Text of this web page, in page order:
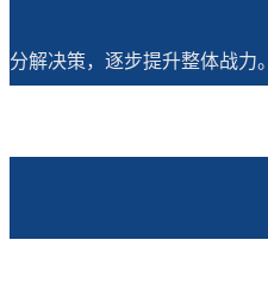
分解决策，逐步提升整体战力。